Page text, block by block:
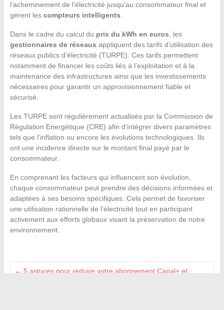
l’acheminement de l’électricité jusqu’au consommateur final et
gèrent les compteurs intelligents.
Dans le cadre du calcul du prix du kWh en euros, les
gestionnaires de réseauxappliquent des tarifs d’utilisation des
réseaux publics d’électricité (TURPE). Ces tarifs permettent
notamment de financer les coûts liés à l’exploitation et à la
maintenance des infrastructures ainsi que les investissements
nécessaires pour garantir un approvisionnement fiable et
sécurisé.
Les TURPE sont régulièrement actualisés par la Commission de
Régulation Energétique (CRE) afin d’intégrer divers paramètres
tels que l’inflation ou encore les évolutions technologiques. Ils
ont une incidence directe sur le montant final payé par le
consommateur.
En comprenant les facteurs qui influencent son évolution,
chaque consommateur peut prendre des décisions informées et
adaptées à ses besoins spécifiques. Cela permet de favoriser
une utilisation rationnelle de l’électricité tout en participant
activement aux efforts globaux visant la préservation de notre
environnement.
← 5 astuces pour réduire votre abonnement Canal+ et